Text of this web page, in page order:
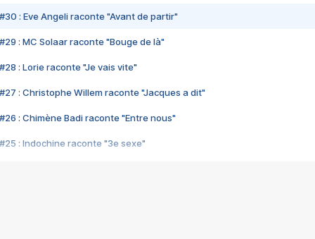
#30 : Eve Angeli raconte "Avant de partir"
#29 : MC Solaar raconte "Bouge de là"
#28 : Lorie raconte "Je vais vite"
#27 : Christophe Willem raconte "Jacques a dit"
#26 : Chimène Badi raconte "Entre nous"
#25 : Indochine raconte "3e sexe"